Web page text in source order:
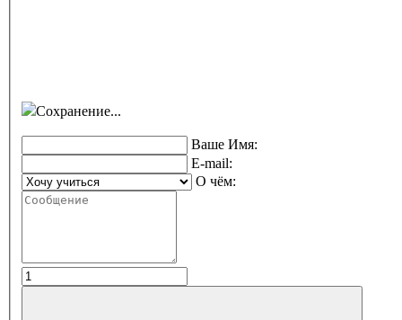
Сохранение...
Ваше Имя:
E-mail:
О чём: